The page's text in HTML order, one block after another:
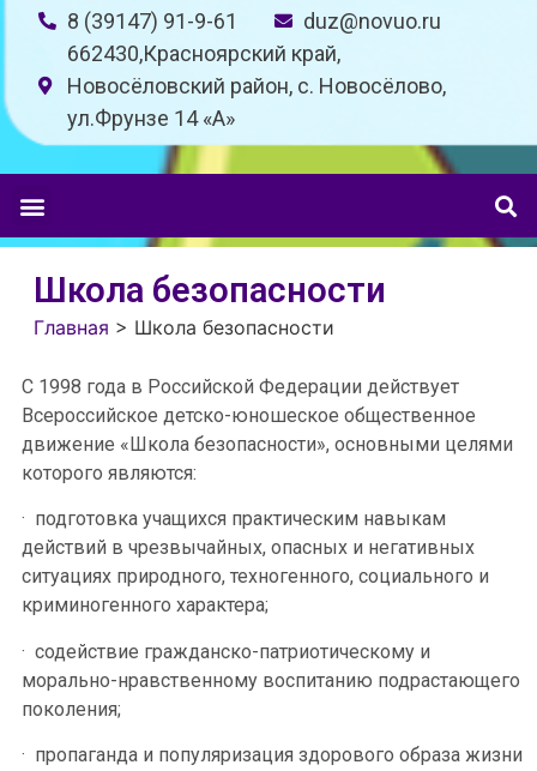
8 (39147) 91-9-61
duz@novuo.ru
662430,Красноярский край,
Новосёловский район, с. Новосёлово,
ул.Фрунзе 14 «A»
Школа безопасности
Главная > Школа безопасности
С 1998 года в Российской Федерации действует
Всероссийское детско-юношеское общественное
движение «Школа безопасности», основными целями
которого являются:
· подготовка учащихся практическим навыкам
действий в чрезвычайных, опасных и негативных
ситуациях природного, техногенного, социального и
криминогенного характера;
· содействие гражданско-патриотическому и
морально-нравственному воспитанию подрастающего
поколения;
· пропаганда и популяризация здорового образа жизни